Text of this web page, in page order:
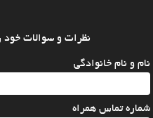
نظرات و سوالات خود
نام و نام خانوادگی
شماره تماس همراه